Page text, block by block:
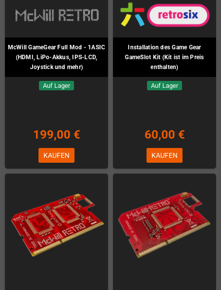
McWill GameGear Full Mod - 1ASIC
(HDMI, LiPo-Akkus, IPS-LCD,
Joystick und mehr)
Auf Lager
199,00 €
KAUFEN
Installation des Game Gear
GameSlot Kit (Kit ist im Preis
enthalten)
Auf Lager
60,00 €
KAUFEN